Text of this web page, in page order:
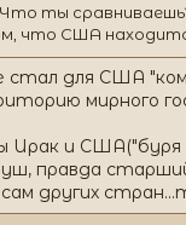
Что ты
что США
для США
мирного
и
правда
других